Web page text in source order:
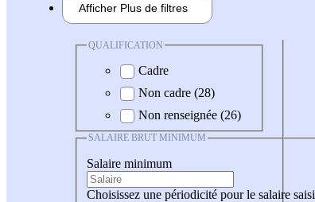
Afficher Plus de filtres
QUALIFICATION
Cadre
Non cadre (28)
Non renseignée (26)
SALAIRE BRUT MINIMUM
Salaire minimum
Choisissez une périodicité pour le salaire saisi